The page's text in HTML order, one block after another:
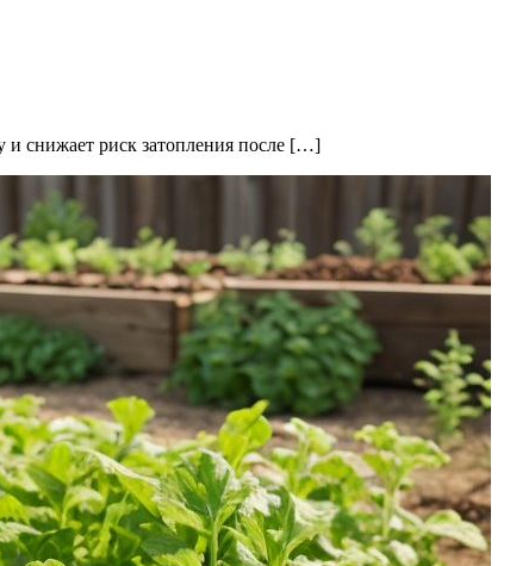
и снижает риск затопления после […]